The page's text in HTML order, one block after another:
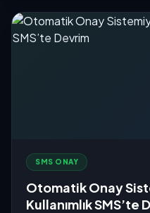
SMS ONAY
Otomatik Onay
Kullanımlık SMS’te